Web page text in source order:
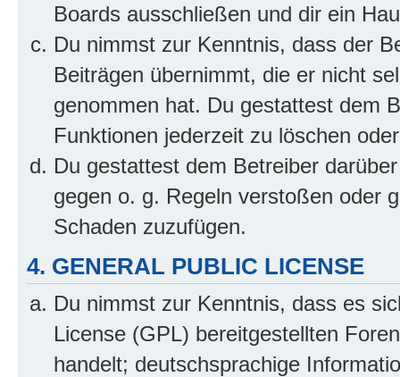
Boards ausschließen und dir ein
Du nimmst zur Kenntnis, dass der
Beiträgen übernimmt, die er nicht
genommen hat. Du gestattest dem
Funktionen jederzeit zu löschen
Du gestattest dem Betreiber
gegen o. g. Regeln verstoßen oder
Schaden zuzufügen.
4. GENERAL PUBLIC LICENSE
Du nimmst zur Kenntnis, dass es
License (GPL) bereitgestellten
handelt; deutschsprachige